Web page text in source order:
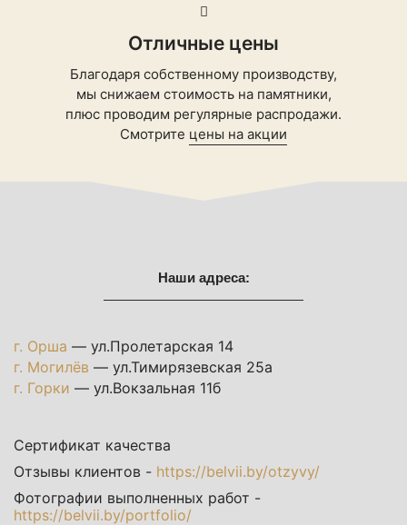
Отличные цены
Благодаря собственному производству,
мы снижаем стоимость на памятники,
плюс проводим регулярные распродажи.
Смотрите цены на акции
Наши адреса:
г. Орша — ул.Пролетарская 14
г. Могилёв — ул.Тимирязевская 25а
г. Горки — ул.Вокзальная 11б
Сертификат качества
Отзывы клиентов - https://belvii.by/otzyvy/
Фотографии выполненных работ -
https://belvii.by/portfolio/